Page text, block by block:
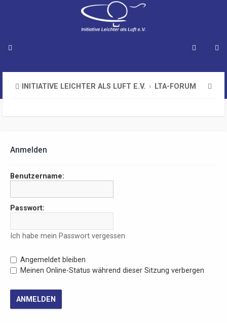
INITIATIVE LEICHTER ALS LUFT E.V. LTA-FORUM
Anmelden
Benutzername:
Passwort:
Ich habe mein Passwort vergessen
Angemeldet bleiben
Meinen Online-Status während dieser Sitzung verbergen